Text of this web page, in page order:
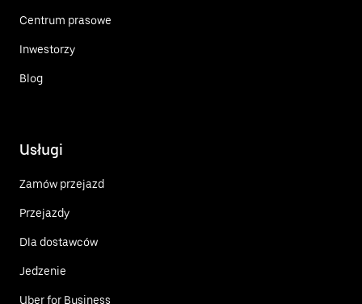
Centrum prasowe
Inwestorzy
Blog
Usługi
Zamów przejazd
Przejazdy
Dla dostawców
Jedzenie
Uber for Business